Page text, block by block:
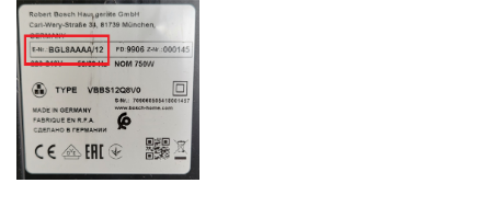
BBH625W60/03
BBH62860/03
BBH628P1/03